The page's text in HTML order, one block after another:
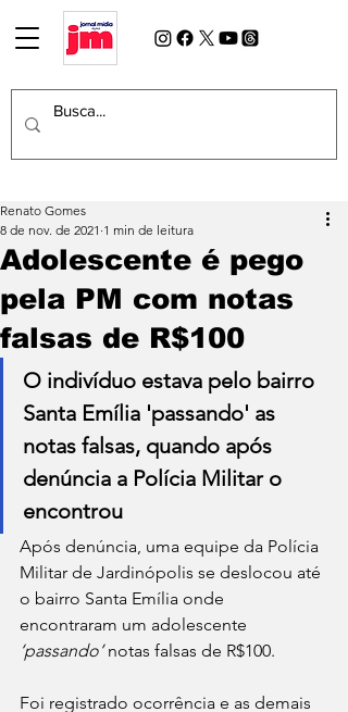
Adolescente é pego
pela PM com notas
falsas de R$100
Renato Gomes
8 de nov. de 2021 1 min de leitura
O indivíduo estava pelo bairro
Santa Emília 'passando' as
notas falsas, quando após
denúncia a Polícia Militar o
encontrou
Após denúncia, uma equipe da Polícia
Militar de Jardinópolis se deslocou até
o bairro Santa Emília onde
encontraram um adolescente
‘passando’ notas falsas de R$100.
Foi registrado ocorrência e as demais